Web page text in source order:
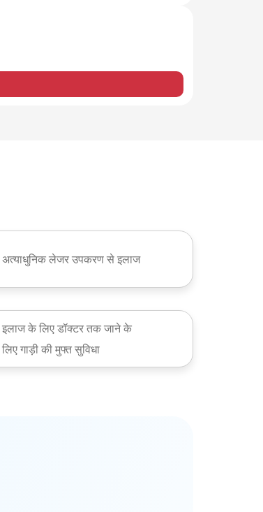
अत्याधुनिक लेजर उपकरण से इलाज
इलाज के लिए डॉक्टर तक जाने के
लिए गाड़ी की मुफ्त सुविधा